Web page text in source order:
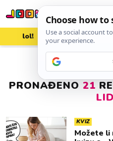
lol! aww
PRONAĐENO 21
KVIZ
Možete li